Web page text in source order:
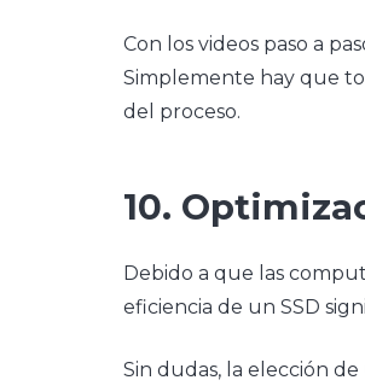
Con los videos paso a
Simplemente hay que
del proceso.
10.
Debido a que las
eficiencia de un SSD
Sin dudas, la elección